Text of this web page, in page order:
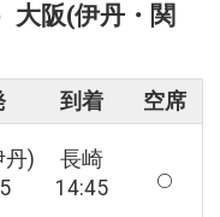
大阪(伊丹・関
到着 空席
丹)
長崎
14:45